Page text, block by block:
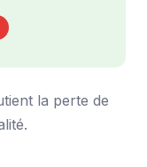
la perte de